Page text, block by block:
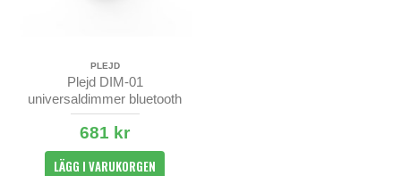
PLEJD
Plejd DIM-01
universaldimmer bluetooth
681 kr
LÄGG I VARUKORGEN